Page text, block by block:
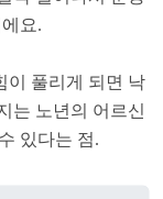
요.
이 풀리게 되면 낙
는 노년의 어르신
있다는 점.